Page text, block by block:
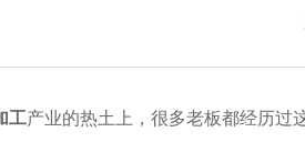
工产业的热土上，很多老板都经历过